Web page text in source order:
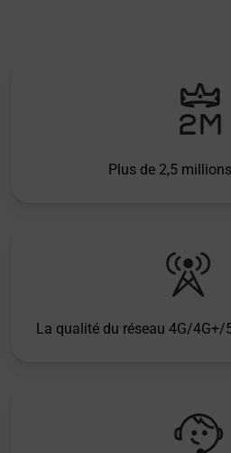
Plus de 2,5
La qualité du réseau 4G/4G+/